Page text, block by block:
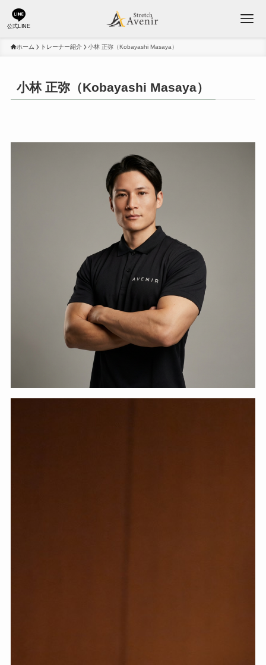
公式LINE
ホーム トレーナー紹介 小林 正弥（Kobayashi Masaya）
小林 正弥（Kobayashi Masaya）